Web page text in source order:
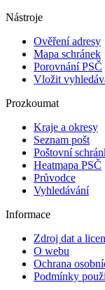
Nástroje
Ověření adresy
Mapa schránek
Porovnání PSČ
Vložit
Prozkoumat
Kraje a okresy
Seznam pošt
Poštovní
Heatmapa PSČ
Průvodce
Vyhledávání
Informace
Zdroj dat a
O webu
Ochrana
Podmínky